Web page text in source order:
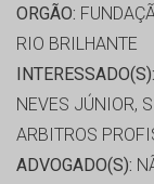
ORGÃO:
RIO BRILHANTE
INTERESSADO(S):
NEVES JÚNIOR,
ARBITROS
ADVOGADO(S):